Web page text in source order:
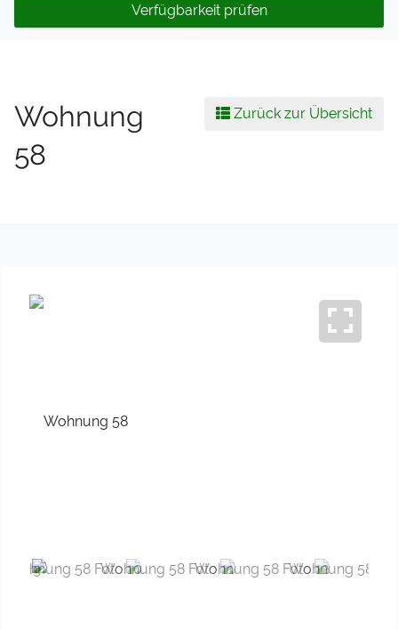
Verfügbarkeit prüfen
Wohnung
58
Zurück zur Übersicht